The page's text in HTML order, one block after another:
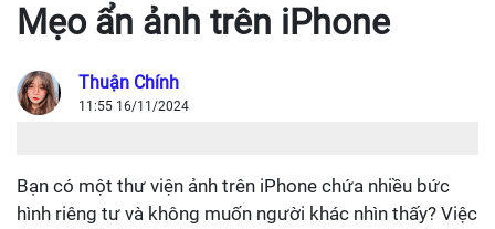
Mẹo ẩn ảnh trên iPhone
Thuận Chính
11:55 16/11/2024
Bạn có một thư viện ảnh trên iPhone chứa nhiều bức
hình riêng tư và không muốn người khác nhìn thấy? Việc